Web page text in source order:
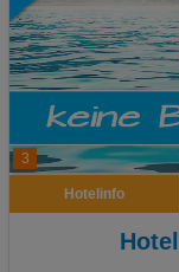
3
Hotelinfo